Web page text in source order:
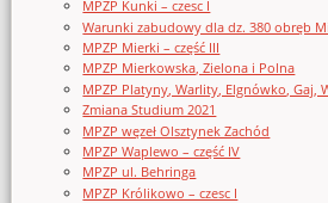
MPZP Kunki – czesc I
Warunki zabudowy dla dz. 380 obręb
MPZP Mierki – część III
MPZP Mierkowska, Zielona i Polna
MPZP Platyny, Warlity, Elgnówko, Gaj,
Zmiana Studium 2021
MPZP węzeł Olsztynek Zachód
MPZP Waplewo – część IV
MPZP ul. Behringa
MPZP Królikowo – czesc I